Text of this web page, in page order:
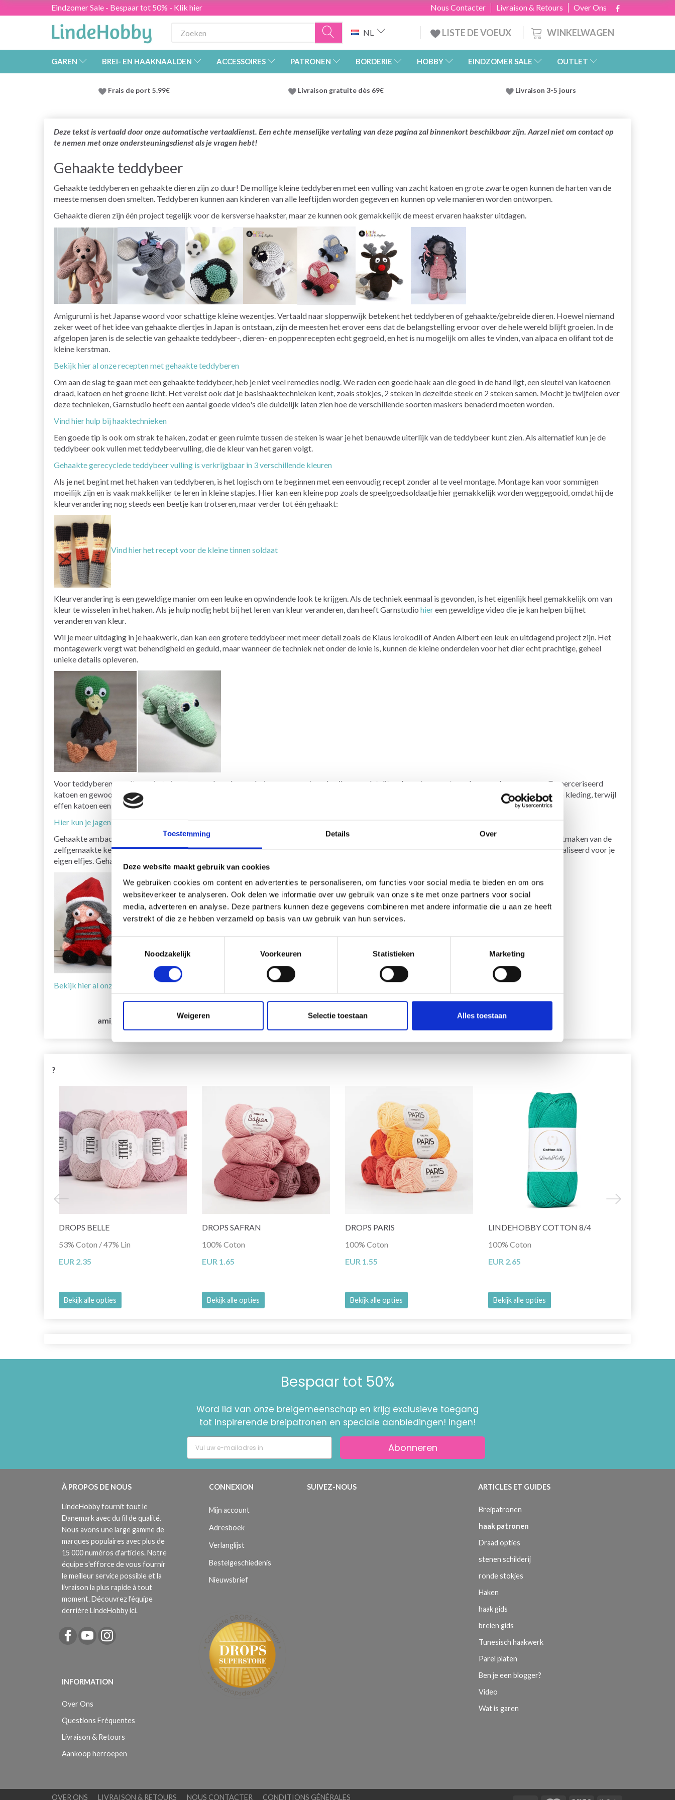
Toestemming Details Over
Deze website maakt gebruik van cookies
We gebruiken cookies om content en advertenties te personaliseren, om functies voor social media te bieden en om ons
websiteverkeer te analyseren. Ook delen we informatie over uw gebruik van onze site met onze partners voor social
media, adverteren en analyse. Deze partners kunnen deze gegevens combineren met andere informatie die u aan ze heeft
verstrekt of die ze hebben verzameld op basis van uw gebruik van hun services.
Toestemmingsselectie
Noodzakelijk
Voorkeuren Statistieken Marketing
Weigeren Selectie toestaan Alles toestaan
Eindzomer Sale - Bespaar tot 50% - Klik hier Over Ons
Livraison & Retours
Nous Contacter
WINKELWAGEN
NL LISTE DE VOEUX
GAREN BREI- EN HAAKNAALDEN ACCESSOIRES PATRONEN BORDERIE HOBBY EINDZOMER SALE OUTLET
Frais de port 5.99€ Livraison gratuite dès 69€ Livraison 3-5 jours
Deze tekst is vertaald door onze automatische vertaaldienst. Een echte menselijke vertaling van deze pagina zal binnenkort beschikbaar zijn. Aarzel niet om contact op
te nemen met onze ondersteuningsdienst als je vragen hebt!
Gehaakte teddybeer
Gehaakte teddyberen en gehaakte dieren zijn zo duur! De mollige kleine teddyberen met een vulling van zacht katoen en grote zwarte ogen kunnen de harten van de
meeste mensen doen smelten. Teddyberen kunnen aan kinderen van alle leeftijden worden gegeven en kunnen op vele manieren worden ontworpen.
Gehaakte dieren zijn één project tegelijk voor de kersverse haakster, maar ze kunnen ook gemakkelijk de meest ervaren haakster uitdagen.
Amigurumi is het Japanse woord voor schattige kleine wezentjes. Vertaald naar sloppenwijk betekent het teddyberen of gehaakte/gebreide dieren. Hoewel niemand
zeker weet of het idee van gehaakte diertjes in Japan is ontstaan, zijn de meesten het erover eens dat de belangstelling ervoor over de hele wereld blijft groeien. In de
afgelopen jaren is de selectie van gehaakte teddybeer-, dieren- en poppenrecepten echt gegroeid, en het is nu mogelijk om alles te vinden, van alpaca en olifant tot de
kleine kerstman.
Bekijk hier al onze recepten met gehaakte teddyberen
Om aan de slag te gaan met een gehaakte teddybeer, heb je niet veel remedies nodig. We raden een goede haak aan die goed in de hand ligt, een sleutel van katoenen
draad, katoen en het groene licht. Het vereist ook dat je basishaaktechnieken kent, zoals stokjes, 2 steken in dezelfde steek en 2 steken samen. Mocht je twijfelen over
deze technieken, Garnstudio heeft een aantal goede video's die duidelijk laten zien hoe de verschillende soorten maskers benaderd moeten worden.
Vind hier hulp bij haaktechnieken
Een goede tip is ook om strak te haken, zodat er geen ruimte tussen de steken is waar je het benauwde uiterlijk van de teddybeer kunt zien. Als alternatief kun je de
teddybeer ook vullen met teddybeervulling, die de kleur van het garen volgt.
Gehaakte gerecyclede teddybeer vulling is verkrijgbaar in 3 verschillende kleuren
Als je net begint met het haken van teddyberen, is het logisch om te beginnen met een eenvoudig recept zonder al te veel montage. Montage kan voor sommigen
moeilijk zijn en is vaak makkelijker te leren in kleine stapjes. Hier kan een kleine pop zoals de speelgoedsoldaatje hier gemakkelijk worden weggegooid, omdat hij de
kleurverandering nog steeds een beetje kan trotseren, maar verder tot één gehaakt:
Vind hier het recept voor de kleine tinnen soldaat
Kleurverandering is een geweldige manier om een leuke en opwindende look te krijgen. Als de techniek eenmaal is gevonden, is het eigenlijk heel gemakkelijk om van
kleur te wisselen in het haken. Als je hulp nodig hebt bij het leren van kleur veranderen, dan heeft Garnstudio hiereen geweldige video die je kan helpen bij het
veranderen van kleur.
Wil je meer uitdaging in je haakwerk, dan kan een grotere teddybeer met meer detail zoals de Klaus krokodil of Anden Albert een leuk en uitdagend project zijn. Het
montagewerk vergt wat behendigheid en geduld, maar wanneer de techniek net onder de knie is, kunnen de kleine onderdelen voor het dier echt prachtige, geheel
unieke details opleveren.
Voor teddyberen wordt over het algemeen aanbevolen om katoenen garen te gebruiken, omdat dit op hoge temperaturen kan worden gewassen. Gemerceriseerd
katoen en gewoon katoen kunnen worden gebruikt. Gemerceriseerd katoen geeft knuffels een glanzender effect, wat erg mooi kan staan in haar en op kleding, terwijl
effen katoen een meer matte uitstraling geeft.
Hier kun je jagen in de vele spannende kleuren van ons katoengaren
Gehaakte ambachten kunnen ook seizoensgebonden zijn, zoals een schattig kerstmanmeisje of een kerstmanjongen voor Kerstmis, die deel kunnen uitmaken van de
zelfgemaakte kerstkalender. Veel mensen zijn ook ongelooflijk blij met kleine elfjes om te versieren met Kerstmis, omdat ze kunnen worden gepersonaliseerd voor je
eigen elfjes. Gehaakte elven zijn misschien een van de ondeugende elven die de kerstpap aten:
Bekijk hier al onze gratis haakpatronen
amigurumi gehaakt lichaamsvoedsel
Zingende koffer met dieren en
?
DROPS BELLE
53% Coton / 47% Lin
EUR 2.35
Bekijk alle opties
DROPS SAFRAN
100% Coton
EUR 1.65
Bekijk alle opties
DROPS PARIS
100% Coton
EUR 1.55
Bekijk alle opties
LINDEHOBBY COTTON 8/4
100% Coton
EUR 2.65
Bekijk alle opties
Bespaar tot 50%
Word lid van onze breigemeenschap en krijg exclusieve toegang
tot inspirerende breipatronen en speciale aanbiedingen! ingen!
Abonneren
À PROPOS DE NOUS
LindeHobby fournit tout le
Danemark avec du fil de qualité.
Nous avons une large gamme de
marques populaires avec plus de
15 000 numéros d'articles. Notre
équipe s'efforce de vous fournir
le meilleur service possible et la
livraison la plus rapide à tout
moment. Découvrez l'équipe
derrière LindeHobby ici.
INFORMATION
Over Ons
Questions Fréquentes
Livraison & Retours
Aankoop herroepen
CONNEXION
Mijn account
Adresboek
Verlanglijst
Bestelgeschiedenis
Nieuwsbrief
SUIVEZ-NOUS ARTICLES ET GUIDES
Breipatronen
haak patronen
Draad opties
stenen schilderij
ronde stokjes
Haken
haak gids
breien gids
Tunesisch haakwerk
Parel platen
Ben je een blogger?
Video
Wat is garen
OVER ONS LIVRAISON & RETOURS NOUS CONTACTER CONDITIONS GÉNÉRALES